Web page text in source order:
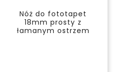
Nóż do fototapet
18mm prosty z
łamanym ostrzem